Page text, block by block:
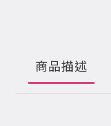
商品描述